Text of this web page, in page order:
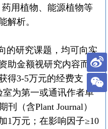
用植物、能源植物等
解析。
的研究课题，均可向实
助金额视研究内容而
得3-5万元的经费支
室为第一或通讯作者单
刊（含Plant Journal ）
1万元；在影响因子≥10